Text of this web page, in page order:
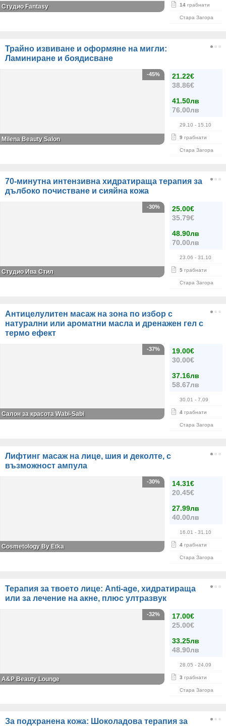
14 грабнати
Стара Загора
Студио Fantasy
Трайно извиване и оформяне на мигли:
Ламиниране и боядисване
21.22€
38.86€
41.50лв
76.00лв
29.10 - 15.10
9 грабнати
Стара Загора
-45%
Milena Beauty Salon
70-минутна интензивна хидратираща терапия за
дълбоко почистване и сияйна кожа
25.00€
35.79€
48.90лв
70.00лв
23.06 - 31.10
5 грабнати
Стара Загора
-30%
Студио Ива Стил
Антицелулитен масаж на зона по избор с
натурални или ароматни масла и дренажен гел с
термо ефект
19.00€
30.00€
37.16лв
58.67лв
30.01 - 7.09
4 грабнати
Стара Загора
-37%
Салон за красота Wabi-Sabi
Лифтинг масаж на лице, шия и деколте, с
възможност ампула
14.31€
20.45€
27.99лв
40.00лв
16.01 - 31.10
4 грабнати
Стара Загора
-30%
Cosmetology By Etka
Терапия за твоето лице: Anti-age, хидратираща
или за лечение на акне, плюс ултразвук
17.00€
25.00€
33.25лв
48.90лв
28.05 - 24.09
3 грабнати
Стара Загора
-32%
A&P Beauty Lounge
За подхранена кожа: Шоколадова терапия за